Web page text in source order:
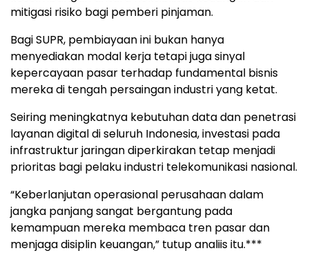
mitigasi risiko bagi pemberi pinjaman.
Bagi SUPR, pembiayaan ini bukan hanya
menyediakan modal kerja tetapi juga sinyal
kepercayaan pasar terhadap fundamental bisnis
mereka di tengah persaingan industri yang ketat.
Seiring meningkatnya kebutuhan data dan penetrasi
layanan digital di seluruh Indonesia, investasi pada
infrastruktur jaringan diperkirakan tetap menjadi
prioritas bagi pelaku industri telekomunikasi nasional.
“Keberlanjutan operasional perusahaan dalam
jangka panjang sangat bergantung pada
kemampuan mereka membaca tren pasar dan
menjaga disiplin keuangan,” tutup analiis itu.***